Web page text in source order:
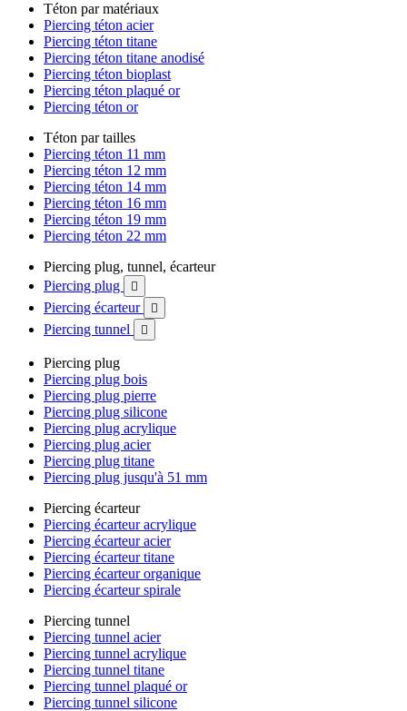
Téton par matériaux
Piercing téton acier
Piercing téton titane
Piercing téton titane anodisé
Piercing téton bioplast
Piercing téton plaqué or
Piercing téton or
Téton par tailles
Piercing téton 11 mm
Piercing téton 12 mm
Piercing téton 14 mm
Piercing téton 16 mm
Piercing téton 19 mm
Piercing téton 22 mm
Piercing plug, tunnel, écarteur
Piercing plug

Piercing écarteur 
Piercing tunnel 
Piercing plug
Piercing plug bois
Piercing plug pierre
Piercing plug silicone
Piercing plug acrylique
Piercing plug acier
Piercing plug titane
Piercing plug jusqu'à 51 mm
Piercing écarteur
Piercing écarteur acrylique
Piercing écarteur acier
Piercing écarteur titane
Piercing écarteur organique
Piercing écarteur spirale
Piercing tunnel
Piercing tunnel acier
Piercing tunnel acrylique
Piercing tunnel titane
Piercing tunnel plaqué or
Piercing tunnel silicone